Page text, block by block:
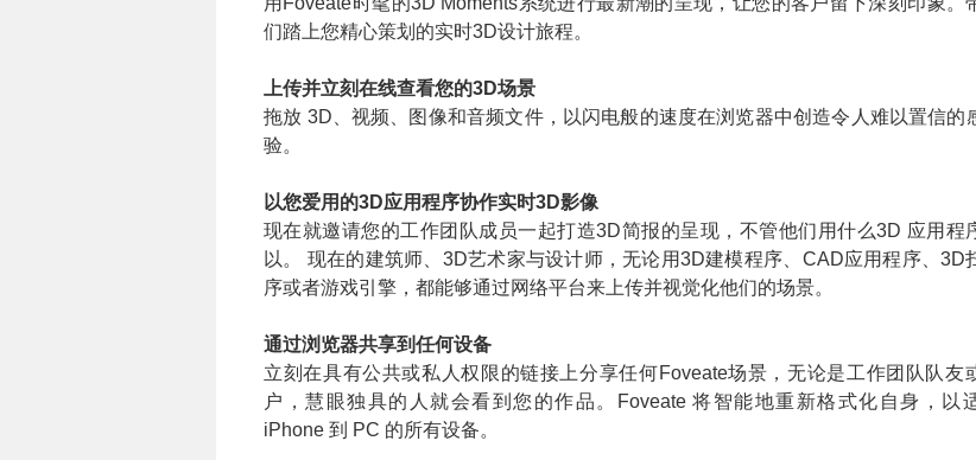
们踏上您精心策划的实时3D设计旅程。
上传并立刻在线查看您的3D场景
拖放 3D、视频、图像和音频文件，以闪电般的速度在浏览器中创造令人难以置信的
验。
以您爱用的3D应用程序协作实时3D影像
现在就邀请您的工作团队成员一起打造3D简报的呈现，不管他们用什么3D 应用程
以。 现在的建筑师、3D艺术家与设计师，无论用3D建模程序、CAD应用程序、3D
序或者游戏引擎，都能够通过网络平台来上传并视觉化他们的场景。
通过浏览器共享到任何设备
立刻在具有公共或私人权限的链接上分享任何Foveate场景，无论是工作团队队友
户，慧眼独具的人就会看到您的作品。Foveate 将智能地重新格式化自身，以
iPhone 到 PC 的所有设备。